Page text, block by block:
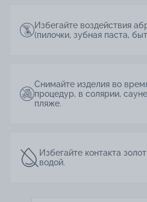
Избегайте воздействия
(пилочки, зубная паста,
Снимайте изделия во
процедур, в солярии,
пляже.
Избегайте контакта
водой.